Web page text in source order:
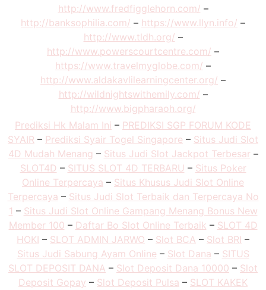
http://www.fredfigglehorn.com/ –
http://banksophilia.com/ – https://www.llyn.info/ –
http://www.tldh.org/ –
http://www.powerscourtcentre.com/ –
https://www.travelmyglobe.com/ –
http://www.aldakavlilearningcenter.org/ –
http://wildnightswithemily.com/ –
http://www.bigpharaoh.org/
Prediksi Hk Malam Ini – PREDIKSI SGP FORUM KODE
SYAIR – Prediksi Syair Togel Singapore – Situs Judi Slot
4D Mudah Menang – Situs Judi Slot Jackpot Terbesar –
SLOT4D – SITUS SLOT 4D TERBARU – Situs Poker
Online Terpercaya – Situs Khusus Judi Slot Online
Terpercaya – Situs Judi Slot Terbaik dan Terpercaya No
1 – Situs Judi Slot Online Gampang Menang Bonus New
Member 100 – Daftar Bo Slot Online Terbaik – SLOT 4D
HOKI – SLOT ADMIN JARWO – Slot BCA – Slot BRI –
Situs Judi Sabung Ayam Online – Slot Dana – SITUS
SLOT DEPOSIT DANA – Slot Deposit Dana 10000 – Slot
Deposit Gopay – Slot Deposit Pulsa – SLOT KAKEK